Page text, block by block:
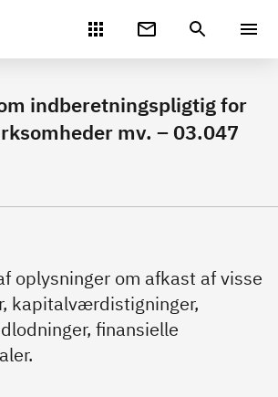
indberetningspligtig for
mv. – 03.047
oplysninger om afkast af visse
kapitalværdistigninger,
finansielle